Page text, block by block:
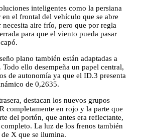
inteligentes como la persiana
el frontal del vehículo que se abre
aire frío, pero que por regla
para que el viento pueda pasar
plano también están adaptadas a
ello desempeña un papel central,
de autonomía ya que el ID.3 presenta
de 0,2635.
destacan los nuevos grupos
completamente en rojo y la parte que
del portón, que antes era reflectante,
La luz de los frenos también
X que se ilumina.